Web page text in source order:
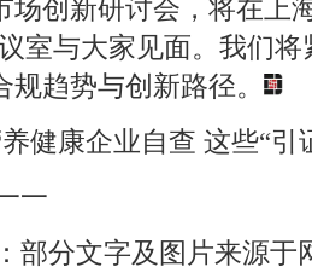
场创新研讨会，将在上
室与大家见面。我们
趋势与创新路径。
健康企业自查 这些“引
一
部分文字及图片来源